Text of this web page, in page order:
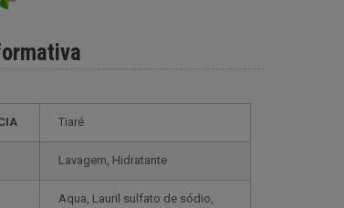
Tiaré
Lavagem, Hidratante
Aqua, Lauril sulfato de sódio,